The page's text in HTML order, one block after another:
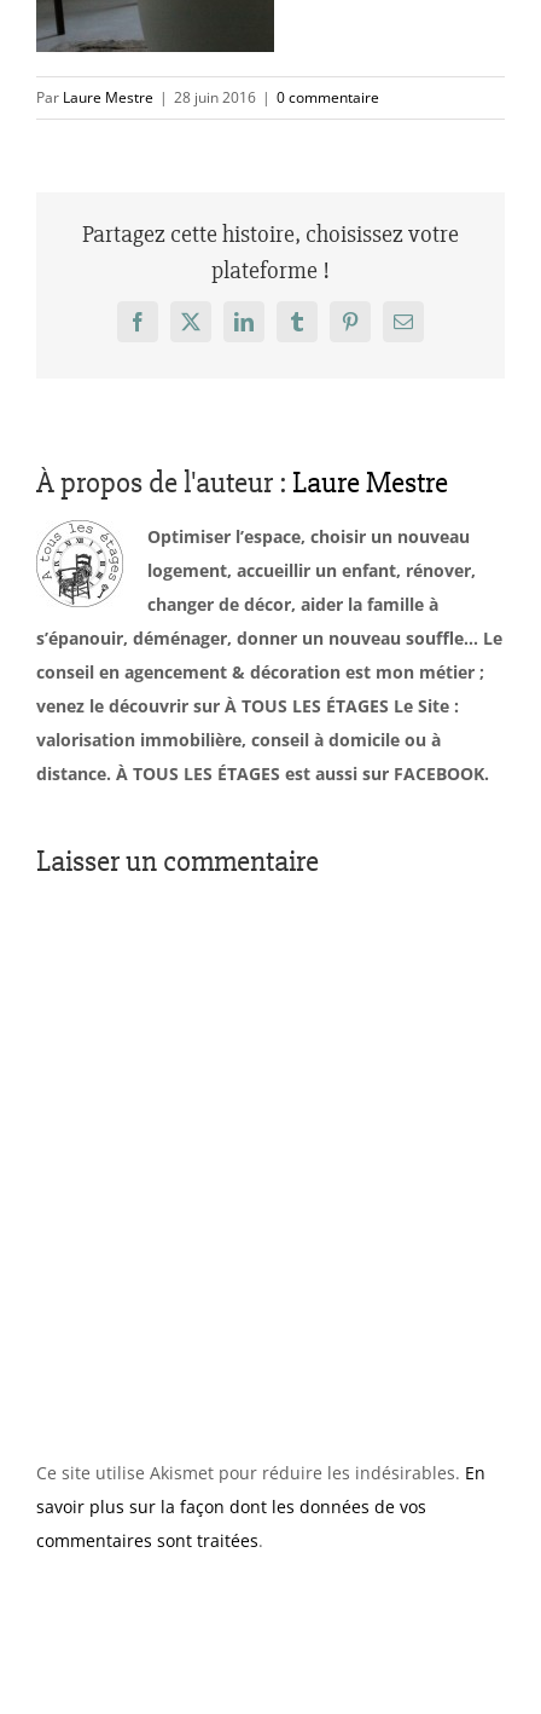
Par Laure Mestre | 28 juin 2016 | 0 commentaire
Partagez cette histoire, choisissez votre
plateforme !
Facebook
X LinkedInTumblrPinterestEmail
À propos de l'auteur : Laure Mestre
Optimiser l’espace, choisir un nouveau
logement, accueillir un enfant, rénover,
changer de décor, aider la famille à
s’épanouir, déménager, donner un nouveau souffle… Le
conseil en agencement & décoration est mon métier ;
venez le découvrir sur À TOUS LES ÉTAGES Le Site :
valorisation immobilière, conseil à domicile ou à
distance. À TOUS LES ÉTAGES est aussi sur FACEBOOK.
Laisser un commentaire
Ce site utilise Akismet pour réduire les indésirables. En
savoir plus sur la façon dont les données de vos
commentaires sont traitées.